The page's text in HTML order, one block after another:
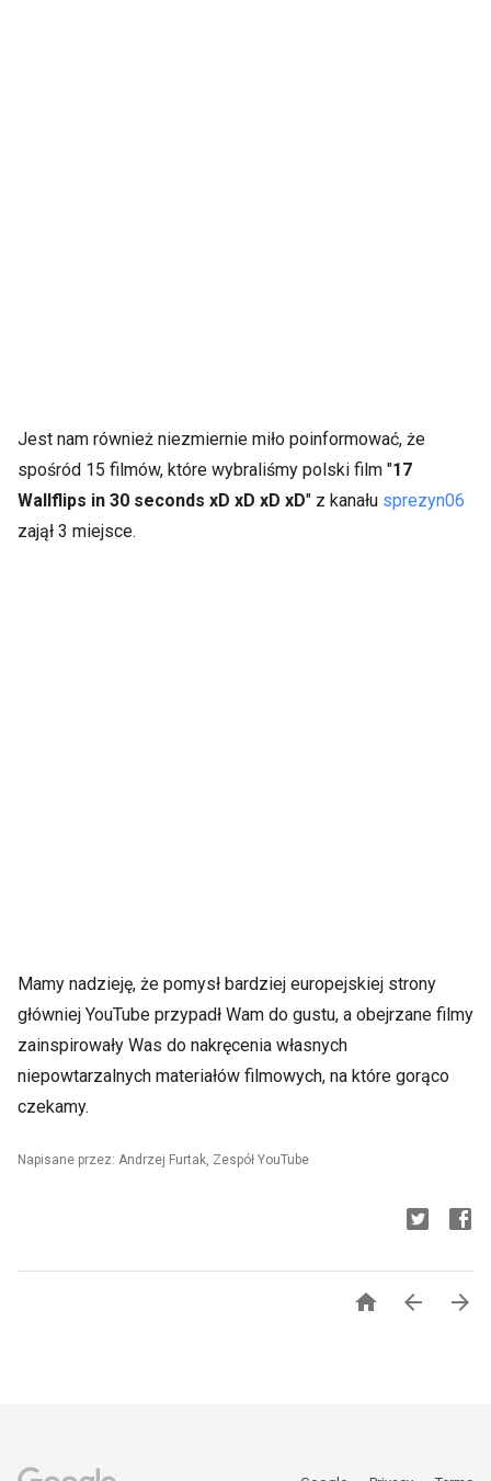
Jest nam również niezmiernie miło poinformować, że
spośród 15 filmów, które wybraliśmy polski film "17
Wallflips in 30 seconds xD xD xD xD" z kanału sprezyn06
zajął 3 miejsce.
Mamy nadzieję, że pomysł bardziej europejskiej strony
główniej YouTube przypadł Wam do gustu, a obejrzane filmy
zainspirowały Was do nakręcenia własnych
niepowtarzalnych materiałów filmowych, na które gorąco
czekamy.
Napisane przez: Andrzej Furtak, Zespół YouTube
  